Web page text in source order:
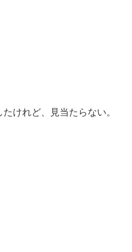
けれど、見当たらない。